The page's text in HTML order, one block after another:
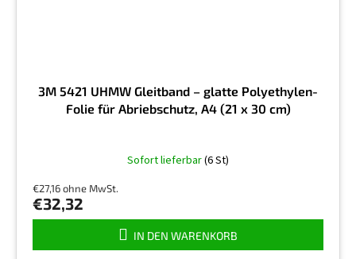
3M 5421 UHMW Gleitband – glatte Polyethylen-
Folie für Abriebschutz, A4 (21 x 30 cm)
Sofort lieferbar(6 St)
€27,16 ohne MwSt.
€32,32
IN DEN WARENKORB